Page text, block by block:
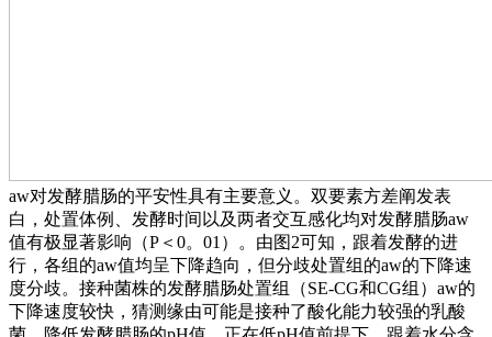
aw对发酵腊肠的平安性具有主要意义。双要素方差阐发表
白，处置体例、发酵时间以及两者交互感化均对发酵腊肠aw
值有极显著影响（P＜0。01）。由图2可知，跟着发酵的进
行，各组的aw值均呈下降趋向，但分歧处置组的aw的下降速
度分歧。接种菌株的发酵腊肠处置组（SE-CG和CG组）aw的
下降速度较快，猜测缘由可能是接种了酸化能力较强的乳酸